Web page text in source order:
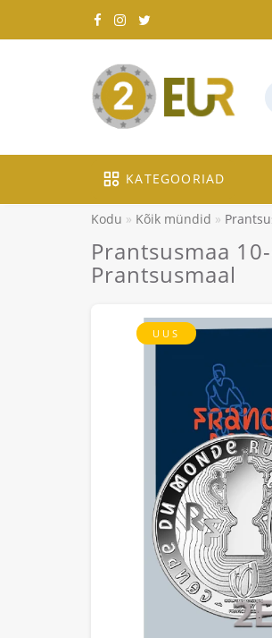
KATEGOORIAD
Kodu Kõik mündid
Prantsusmaa
Prantsusmaal
UUS